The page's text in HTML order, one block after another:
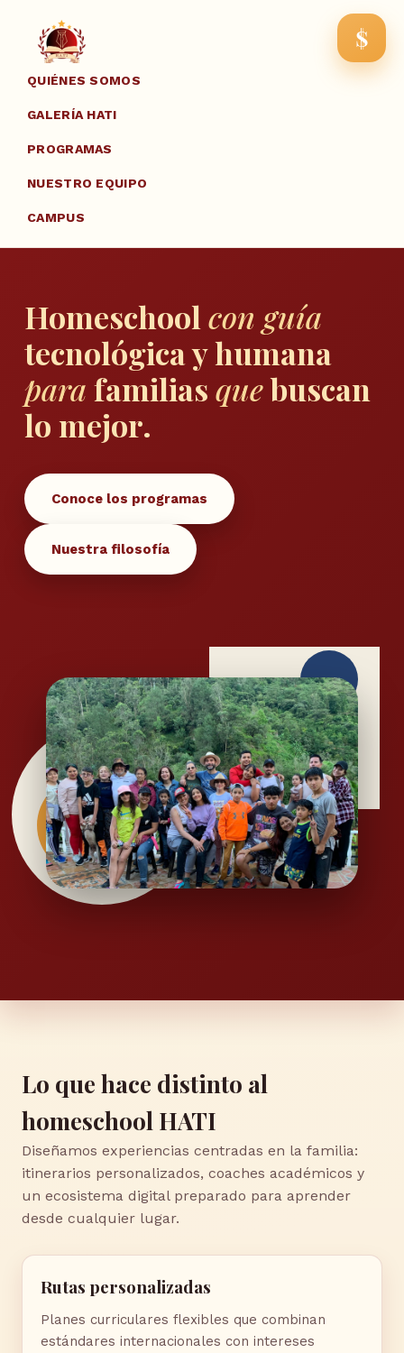
QUIÉNES SOMOS
GALERÍA HATI
PROGRAMAS
NUESTRO EQUIPO
CAMPUS
$
Homeschool con guía
tecnológica y humana
parafamiliasquebuscan
lo mejor.
Conoce los programas
Nuestra filosofía
Lo que hace distinto al
homeschool HATI
Diseñamos experiencias centradas en la familia:
itinerarios personalizados, coaches académicos y
un ecosistema digital preparado para aprender
desde cualquier lugar.
Rutas personalizadas
Planes curriculares flexibles que combinan
estándares internacionales con intereses